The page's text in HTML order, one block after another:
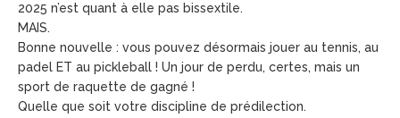
2025 n’est quant à elle pas bissextile.
MAIS.
Bonne nouvelle : vous pouvez désormais jouer au tennis, au
padel ET au pickleball ! Un jour de perdu, certes, mais un
sport de raquette de gagné !
Quelle que soit votre discipline de prédilection.